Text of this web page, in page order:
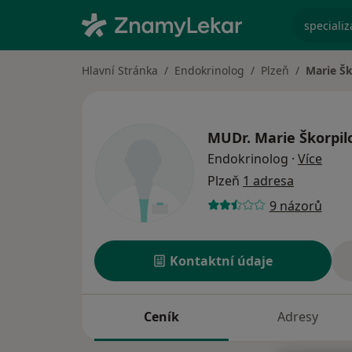
Hlavní Stránka Endokrinolog Plzeň Marie
MUDr. Marie
Endokrinolog · Více
Plzeň 1 adresa
9 názorů
Kontaktní údaje
Ceník Adresy